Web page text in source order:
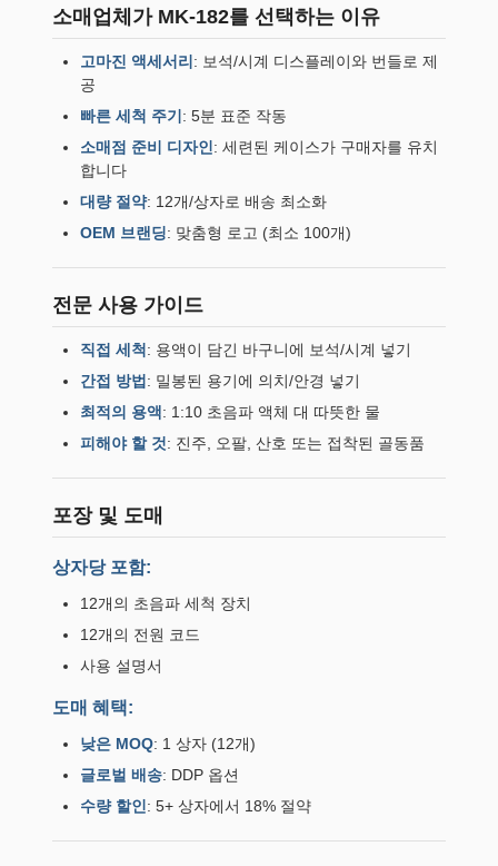
소매업체가 MK-182를 선택하는 이유
고마진 액세서리 : 보석/시계 디스플레이와 번들로 제
공
빠른 세척 주기 : 5분 표준 작동
소매점 준비 디자인 : 세련된 케이스가 구매자를 유치
합니다
대량 절약: 12개/상자로 배송 최소화
OEM 브랜딩: 맞춤형 로고 (최소 100개)
전문 사용 가이드
직접 세척 : 용액이 담긴 바구니에 보석/시계 넣기
간접 방법 : 밀봉된 용기에 의치/안경 넣기
최적의 용액: 1:10 초음파 액체 대 따뜻한 물
피해야 할 것: 진주, 오팔, 산호 또는 접착된 골동품
포장 및 도매
상자당 포함:
12개의 초음파 세척 장치
12개의 전원 코드
사용 설명서
도매 혜택:
낮은 MOQ: 1 상자 (12개)
글로벌 배송: DDP 옵션
수량 할인 : 5+ 상자에서 18% 절약